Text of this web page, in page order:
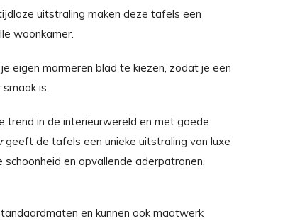
uitstraling maken deze tafels een
woonkamer.
eigen marmeren blad te kiezen, zodat je een
is.
trend in de interieurwereld en met goede
geeft de tafels een unieke uitstraling van luxe
en opvallende aderpatronen.
en kunnen ook maatwerk